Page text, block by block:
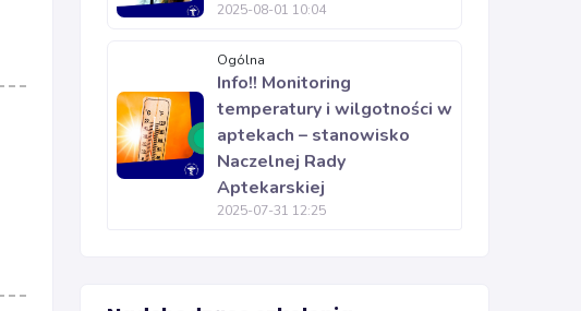
2025-08-01 10:04
Ogólna
Info!! Monitoring
temperatury i wilgotności w
aptekach – stanowisko
Naczelnej Rady
Aptekarskiej
2025-07-31 12:25